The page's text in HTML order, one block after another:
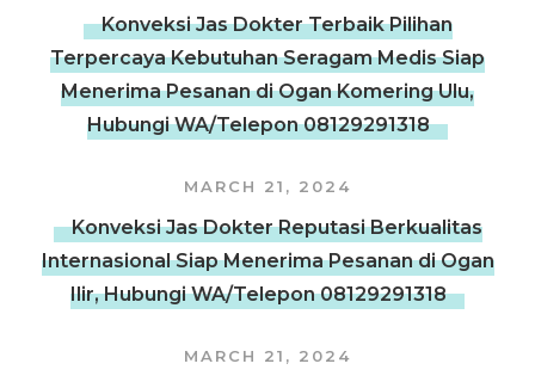
Konveksi Jas Dokter Terbaik Pilihan
Terpercaya Kebutuhan Seragam Medis Siap
Menerima Pesanan di Ogan Komering Ulu,
Hubungi WA/Telepon 08129291318
MARCH 21, 2024
Konveksi Jas Dokter Reputasi Berkualitas
Internasional Siap Menerima Pesanan di Ogan
Ilir, Hubungi WA/Telepon 08129291318
MARCH 21, 2024